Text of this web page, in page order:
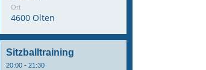
Ort
4600 Olten
Sitzballtraining
20:00 - 21:30